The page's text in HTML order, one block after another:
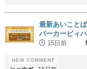
最新あいこと
パーカービィハ
15日前